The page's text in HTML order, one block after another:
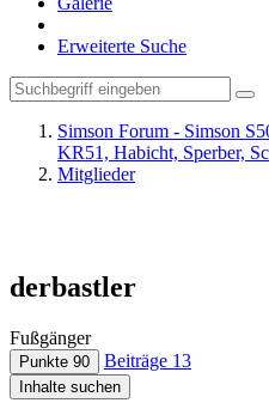
Erweiterte Suche
Simson Forum - Simson
KR51, Habicht, Sperber,
Mitglieder
derbastler
Fußgänger
Punkte 90 Beiträge 13
Inhalte suchen